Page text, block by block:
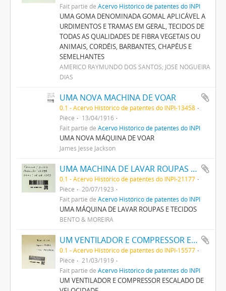
Fait partie de Acervo Histórico de patentes do INPI
UMA GOMA DENOMINADA GOMAL APLICÁVEL A
URDIMENTOS E TRAMAS EM GERAL, TECIDOS DE
TODAS AS QUALIDADES DE FIBRA VEGETAIS OU
ANIMAIS, CORDÉIS, BARBANTES, CHAPÉUS E
SEMELHANTES
AMERICO RAYMUNDO DOS SANTOS; JOSÉ NOGUEIRA
DIAS
UMA NOVA MACHINA DE VOAR
0.1 - Acervo Histórico de patentes do INPI-13458
Pièce
13/04/1916
Fait partie de Acervo Histórico de patentes do INPI
UMA NOVA MÁQUINA DE VOAR
James Jesse Jackson
UMA MACHINA DE LAVAR ROUPAS E TECIDOS
0.1 - Acervo Histórico de patentes do INPI-21177
Pièce
20/07/1923
Fait partie de Acervo Histórico de patentes do INPI
UMA MÁQUINA DE LAVAR ROUPAS E TECIDOS
BENTO & MOREIRA
UM VENTILADOR E COMPRESSOR ESCALADO DE VELOCIDADE
0.1 - Acervo Histórico de patentes do INPI-15577
Pièce
21/03/1919
Fait partie de Acervo Histórico de patentes do INPI
UM VENTILADOR E COMPRESSOR ESCALADO DE